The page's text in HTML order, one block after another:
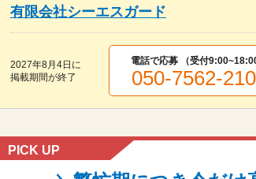
有限会社シーエスガード
2027年8月4日 に
掲載期間が終了
電話で応募 （受付
050-7562-
PICK UP